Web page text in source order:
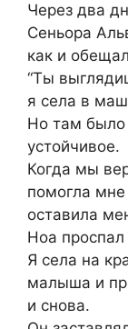
Через два
Сеньора
как и
“Ты
я села в
Но там было
устойчивое.
Когда мы
помогла мне
оставила
Ноа проспал
Я села на
малыша и
и снова.